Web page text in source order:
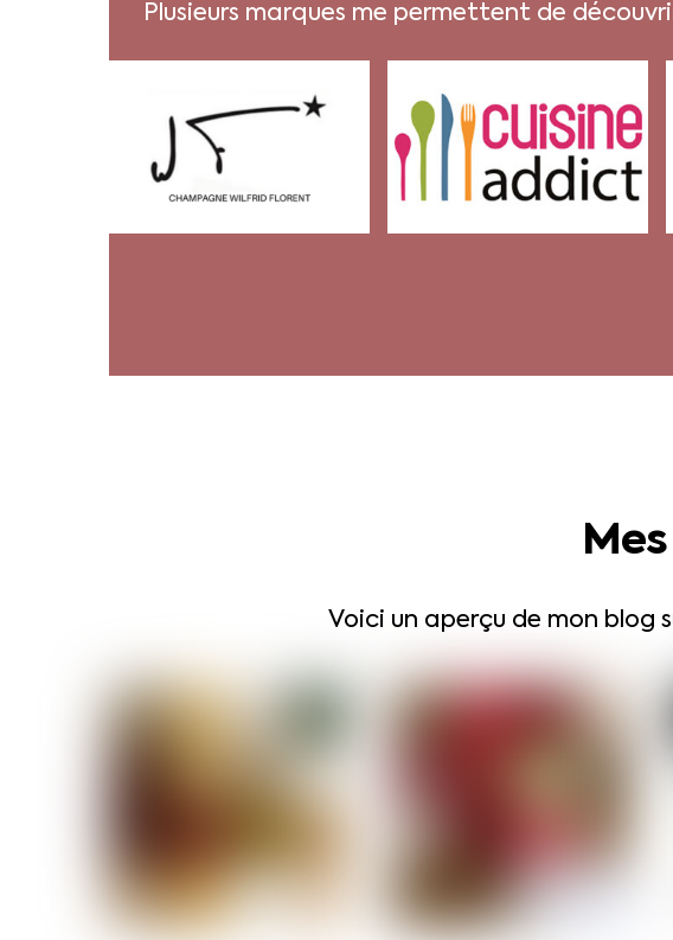
Plusieurs marques me permettent de
Voici un aperçu de mon blog